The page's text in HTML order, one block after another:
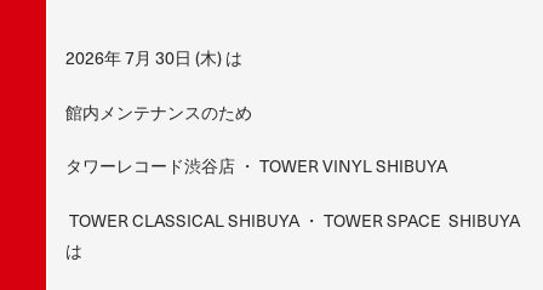
2026年 7月 30日 (木) は
館内メンテナンスのため
タワーレコード渋谷店 ・ TOWER VINYL SHIBUYA
TOWER CLASSICAL SHIBUYA ・ TOWER SPACE SHIBUYA
は